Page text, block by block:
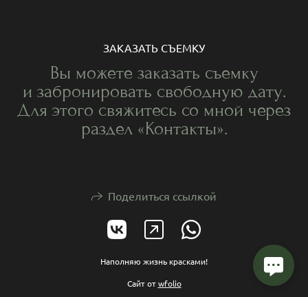
ЗАКАЗАТЬ СЪЕМКУ
Вы можете заказать съемку
и забронировать свободную дату.
Для этого свяжитесь со мной через
раздел «Контакты».
Поделиться ссылкой
Наполняю жизнь красками!
Сайт отwfolio